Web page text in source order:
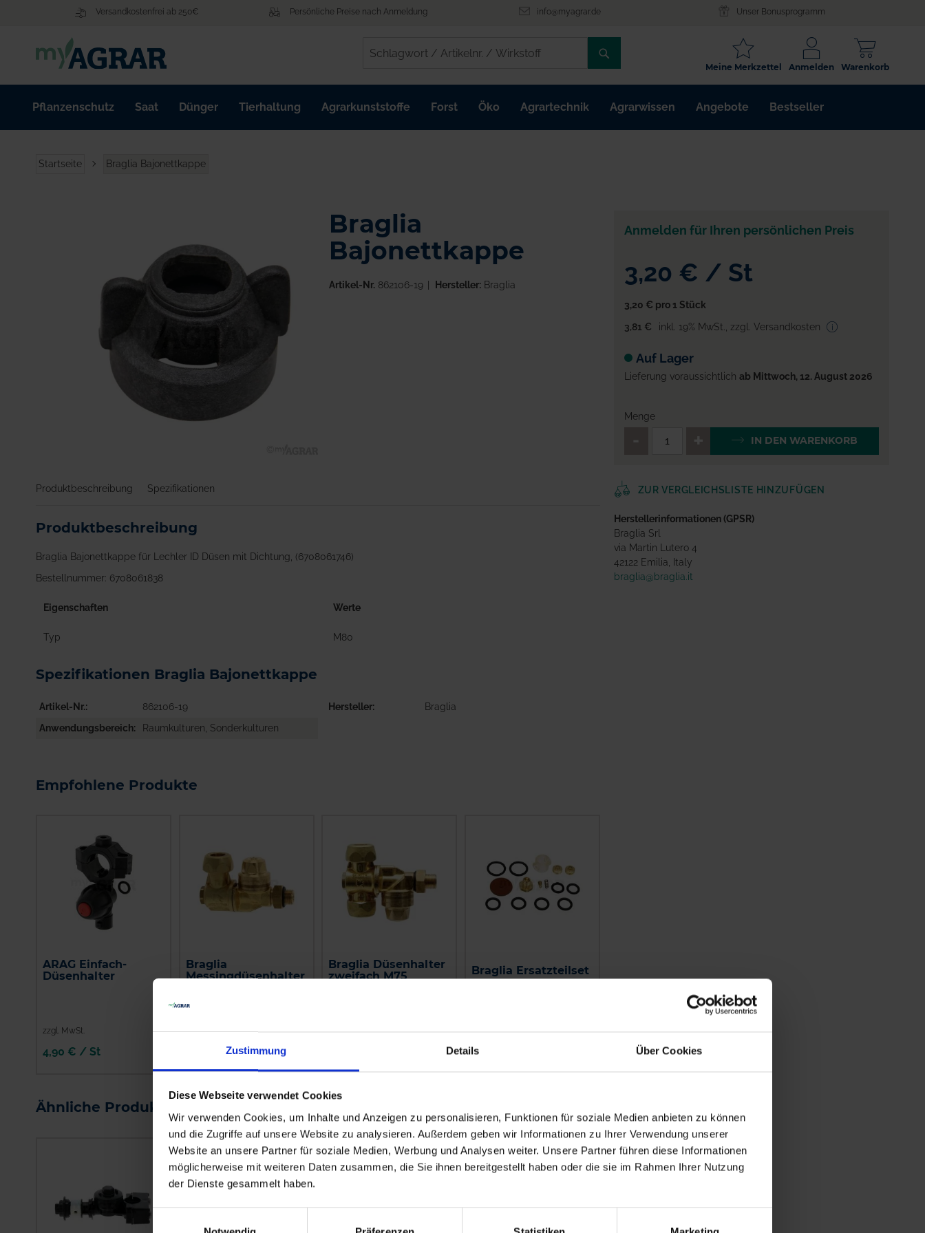
Zustimmung Details Über Cookies
Diese Webseite verwendet Cookies
Wir verwenden Cookies, um Inhalte und Anzeigen zu personalisieren, Funktionen für soziale Medien anbieten zu können
und die Zugriffe auf unsere Website zu analysieren. Außerdem geben wir Informationen zu Ihrer Verwendung unserer
Website an unsere Partner für soziale Medien, Werbung und Analysen weiter. Unsere Partner führen diese Informationen
möglicherweise mit weiteren Daten zusammen, die Sie ihnen bereitgestellt haben oder die sie im Rahmen Ihrer Nutzung
der Dienste gesammelt haben.
Versandkostenfrei ab 250€ Persönliche Preise nach Anmeldung info@myagrar.de Unser Bonusprogramm
/
ARTIKELNR.
/
Warenkorb
Anmelden
Meine Merkzettel
Pflanzenschutz Saat Dünger Tierhaltung Agrarkunststoffe Forst Öko Agrartechnik Agrarwissen Angebote Bestseller
Startseite Braglia Bajonettkappe
der
springen
Braglia
Bajonettkappe
Artikel-Nr. 862106-19 Hersteller:Braglia
Produktbeschreibung Spezifikationen
Produktbeschreibung
Braglia Bajonettkappe für Lechler ID Düsen mit Dichtung, (6708061746)
Bestellnummer: 6708061838
Eigenschaften Werte
Typ M80
Spezifikationen Braglia Bajonettkappe
Artikel-Nr. 862106-19 Hersteller
Braglia
Anwendungsbereich
Raumkulturen, Sonderkulturen
Empfohlene Produkte
ARAG Einfach-
Düsenhalter
zzgl. MwSt.
4,90 € / St
Braglia
Messingdüsenhalter
Nachtropfsicherung
zzgl. MwSt.
21,48 € / St
WARENKORB
Braglia Düsenhalter
zweifach M75
zzgl. MwSt.
Braglia Ersatzteilset
zzgl. MwSt.
18,83 € / St
Ähnliche Produkte
Anmelden für Ihren persönlichen Preis
3,20 € / St
3,20 € pro 1 Stück
3,81 €
inkl. 19% MwSt. zzgl. Versandkosten
Auf Lager
Lieferung voraussichtlich ab Mittwoch, 12. August 2026
Menge
QTY_CONTROL_DECREASE
IN DEN WARENKORB
ZUR VERGLEICHSLISTE HINZUFÜGEN
Herstellerinformationen (GPSR)
Braglia Srl
via Martin Lutero 4
42122 Emilia, Italy
braglia@braglia.it